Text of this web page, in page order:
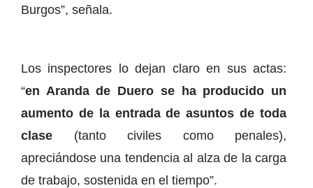
Burgos”, señala.
Los inspectores lo dejan claro en sus actas:
“en Aranda de Duero se ha producido un
aumento de la entrada de asuntos de toda
clase (tanto civiles como penales),
apreciándose una tendencia al alza de la carga
de trabajo, sostenida en el tiempo”.